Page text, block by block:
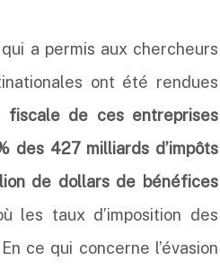
a permis aux chercheurs
ont été rendues
fiscale de ces entreprises
des 427 milliards d’impôts
de dollars de bénéfices
les taux d’imposition des
ce qui concerne l’évasion